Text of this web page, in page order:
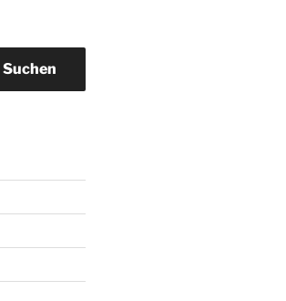
Suchen